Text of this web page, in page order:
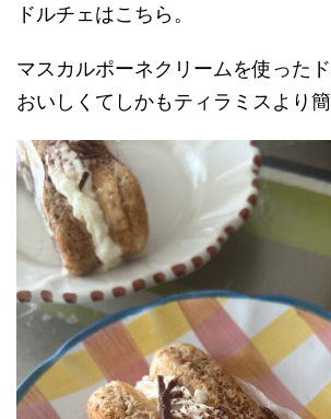
ドルチェはこちら。
マスカルポーネクリームを使った
おいしくてしかもティラミスより簡